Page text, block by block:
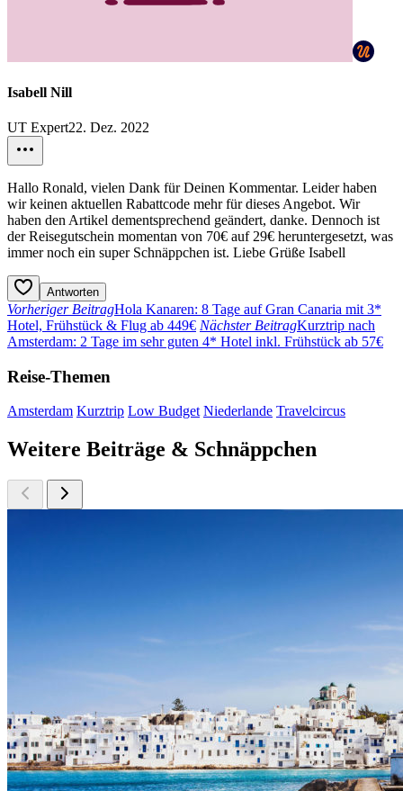
Isabell Nill
UT Expert22. Dez. 2022
Hallo Ronald, vielen Dank für Deinen Kommentar. Leider haben
wir keinen aktuellen Rabattcode mehr für dieses Angebot. Wir
haben den Artikel dementsprechend geändert, danke. Dennoch ist
der Reisegutschein momentan von 70€ auf 29€ heruntergesetzt, was
immer noch ein super Schnäppchen ist. Liebe Grüße Isabell
Antworten
Vorheriger BeitragHola Kanaren: 8 Tage auf Gran Canaria mit 3*
Hotel, Frühstück & Flug ab 449€ Nächster BeitragKurztrip nach
Amsterdam: 2 Tage im sehr guten 4* Hotel inkl. Frühstück ab 57€
Reise-Themen
Amsterdam Kurztrip Low Budget Niederlande Travelcircus
Weitere Beiträge & Schnäppchen